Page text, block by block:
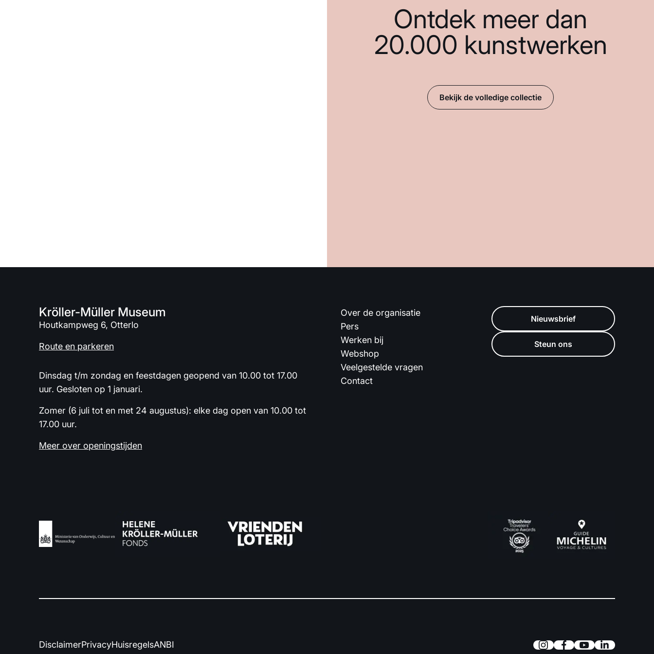
Ontdek meer dan
20.000 kunstwerken
Bekijk de volledige collectie
Kröller-Müller Museum
Houtkampweg 6, Otterlo
Route en parkeren
Dinsdag t/m zondag en feestdagen geopend van 10.00 tot 17.00
uur. Gesloten op 1 januari.
Zomer (6 juli tot en met 24 augustus): elke dag open van 10.00 tot
17.00 uur.
Meer over openingstijden
Over de organisatie
Pers
Werken bij
Webshop
Veelgestelde vragen
Contact
Nieuwsbrief
Steun ons
DisclaimerPrivacyHuisregelsANBI